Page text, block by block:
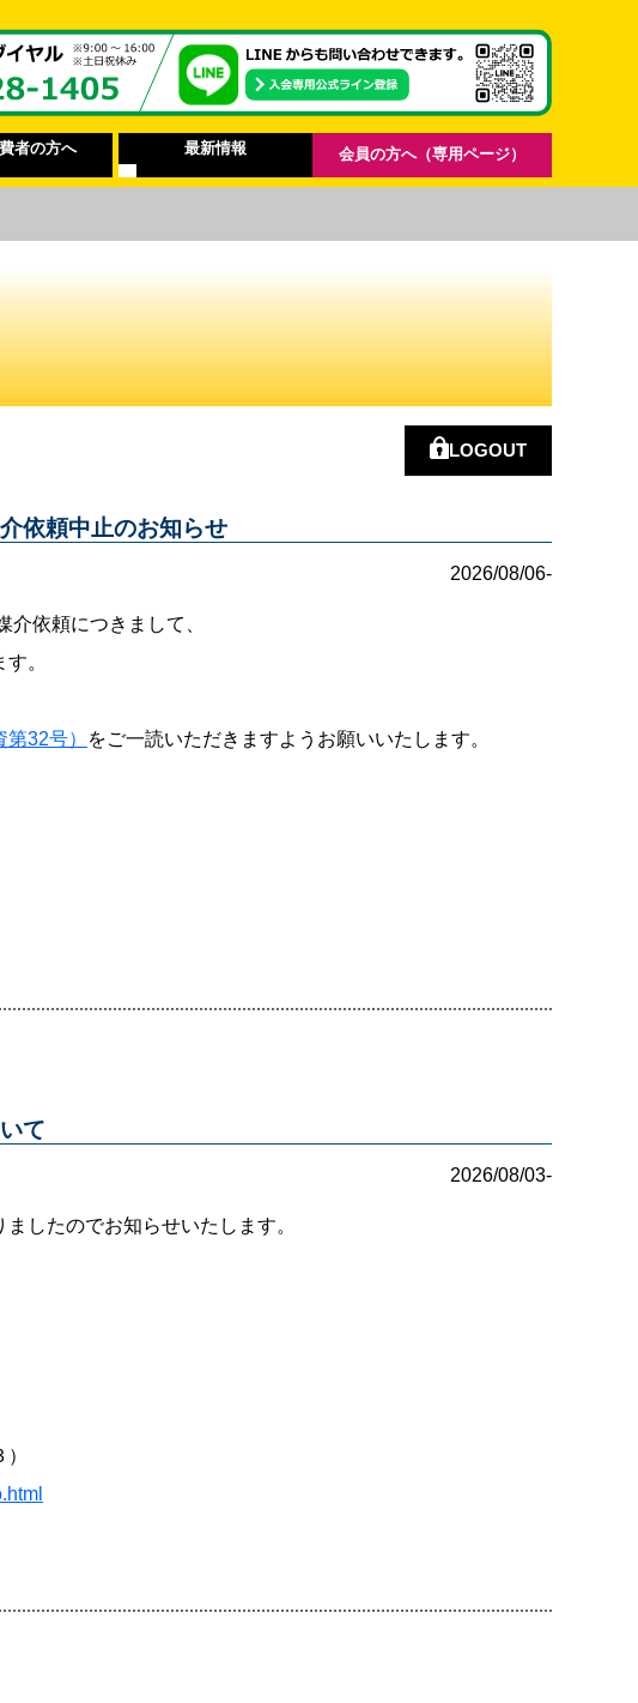
者の方へ 最新情報 会員の方へ（専用ページ）
LOGOUT
依頼中止のお知らせ
2026/08/06-
依頼につきまして、
。
32号） をご一読いただきますようお願いいたします。
て
2026/08/03-
したのでお知らせいたします。